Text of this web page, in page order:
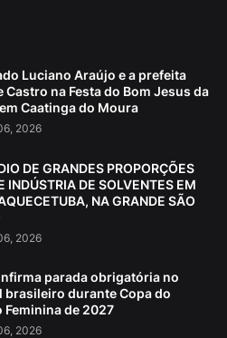
Luciano Araújo e a prefeita
Castro na Festa do Bom Jesus da
Caatinga do Moura
2026
DE GRANDES PROPORÇÕES
INDÚSTRIA DE SOLVENTES EM
NA GRANDE SÃO
2026
parada obrigatória no
brasileiro durante Copa do
Feminina de 2027
2026